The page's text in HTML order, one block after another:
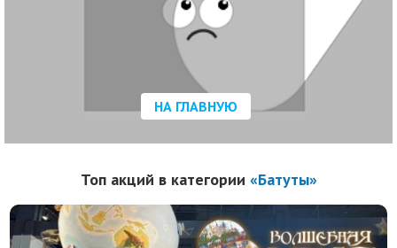
НА ГЛАВНУЮ
Топ акций в категории «Батуты»